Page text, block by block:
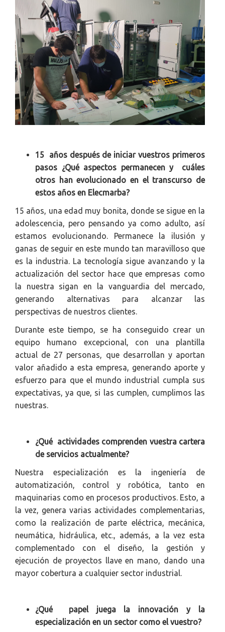
15 años después de iniciar vuestros primeros
pasos ¿Qué aspectos permanecen y cuáles
otros han evolucionado en el transcurso de
estos años en Elecmarba?
15 años, una edad muy bonita, donde se sigue en la
adolescencia, pero pensando ya como adulto, así
estamos evolucionando. Permanece la ilusión y
ganas de seguir en este mundo tan maravilloso que
es la industria. La tecnología sigue avanzando y la
actualización del sector hace que empresas como
la nuestra sigan en la vanguardia del mercado,
generando alternativas para alcanzar las
perspectivas de nuestros clientes.
Durante este tiempo, se ha conseguido crear un
equipo humano excepcional, con una plantilla
actual de 27 personas, que desarrollan y aportan
valor añadido a esta empresa, generando aporte y
esfuerzo para que el mundo industrial cumpla sus
expectativas, ya que, si las cumplen, cumplimos las
nuestras.
¿Qué actividades comprenden vuestra cartera
de servicios actualmente?
Nuestra especialización es la ingeniería de
automatización, control y robótica, tanto en
maquinarias como en procesos productivos. Esto, a
la vez, genera varias actividades complementarias,
como la realización de parte eléctrica, mecánica,
neumática, hidráulica, etc., además, a la vez esta
complementado con el diseño, la gestión y
ejecución de proyectos llave en mano, dando una
mayor cobertura a cualquier sector industrial.
¿Qué papel juega la innovación y la
especialización en un sector como el vuestro?